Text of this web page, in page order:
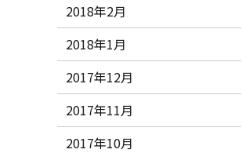
2018年2月
2018年1月
2017年12月
2017年11月
2017年10月